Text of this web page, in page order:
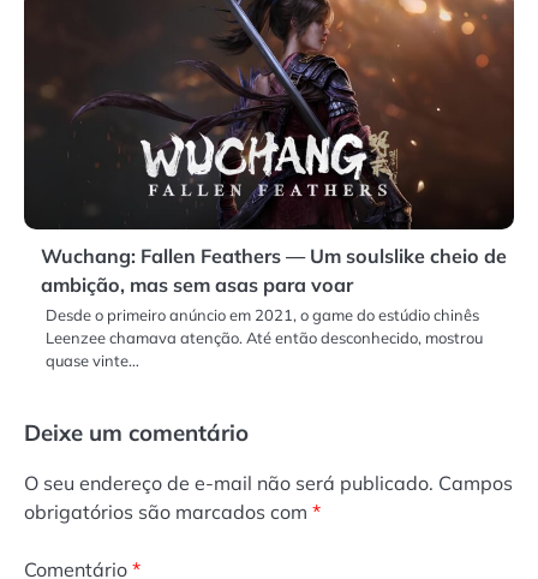
Wuchang: Fallen Feathers — Um soulslike cheio de
ambição, mas sem asas para voar
Desde o primeiro anúncio em 2021, o game do estúdio chinês
Leenzee chamava atenção. Até então desconhecido, mostrou
quase vinte…
Deixe um comentário
O seu endereço de e-mail não será publicado. Campos
obrigatórios são marcados com *
Comentário *